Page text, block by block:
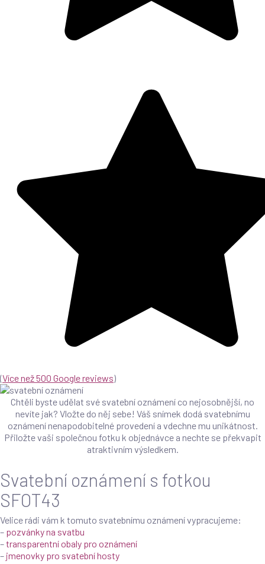
(Více než 500 Google reviews)
Chtěli byste udělat své svatební oznámení co nejosobnější, no
nevíte jak? Vložte do něj sebe! Váš snímek dodá svatebnímu
oznámení nenapodobitelné provedení a vdechne mu unikátnost.
Přiložte vaši společnou fotku k objednávce a nechte se překvapit
atraktivním výsledkem.
Svatební oznámení s fotkou
SFOT43
Velice rádi vám k tomuto svatebnímu oznámení vypracujeme:
– pozvánky na svatbu
–transparentní obaly pro oznámení
– jmenovky pro svatební hosty